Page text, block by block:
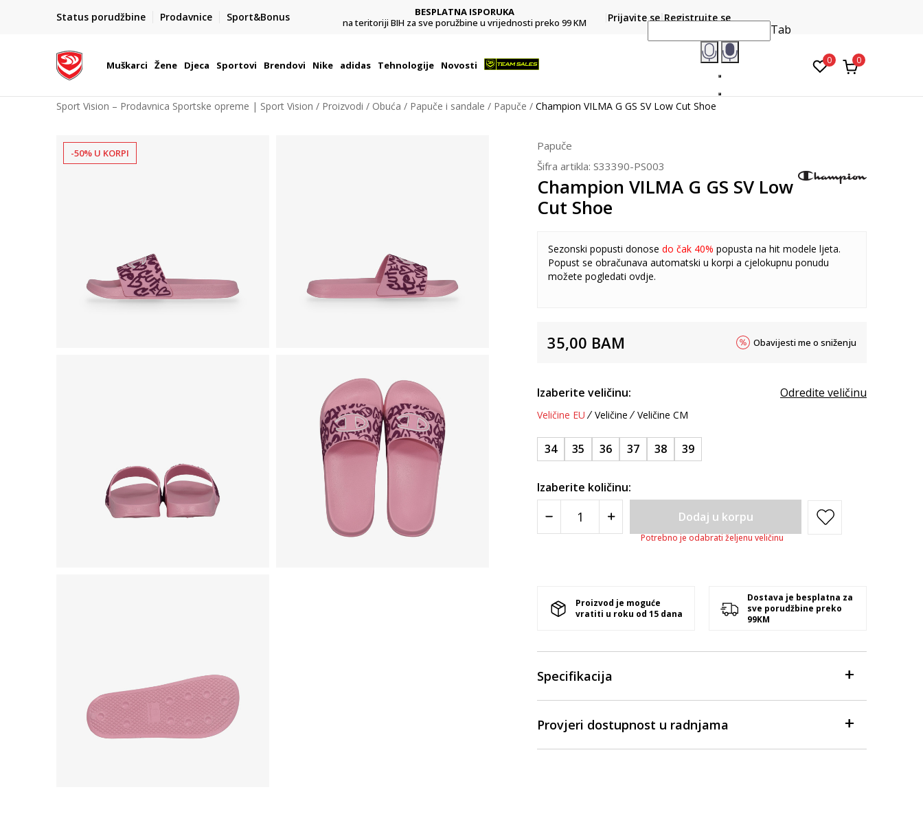
Status porudžbine Prodavnice Sport&Bonus
POZOVITE NAS NA : 055/490-400
Pon-Pet od 9h - 16h
BESPLATNA ISPORUKA
na teritoriji BIH za sve poružbine u vrijednosti preko 99 KM
Platite karticom online i preuzmite u prodavnici po vašem
Prijavite se Registrujte se
Muškarci Žene Djeca Sportovi Brendovi Nike adidas Tehnologije Novosti
Tab
0 0
Sport Vision – Prodavnica Sportske opreme | Sport Vision Proizvodi Obuća Papuče i sandale Papuče Champion VILMA G GS SV Low Cut Shoe
-50% U KORPI
Papuče
Šifra artikla: S33390-PS003
Champion VILMA G GS SV Low
Cut Shoe
Sezonski popusti donose do čak 40% popusta na hit modele ljeta.
Popust se obračunava automatski u korpi a cjelokupnu ponudu
možete pogledati ovdje.
35,00 BAM Obavijesti me o sniženju
Izaberite veličinu: Odredite veličinu
Veličine EU Veličine Veličine CM
34 35 36 37 38 39
Izaberite količinu:
Dodaj u korpu
Potrebno je odabrati željenu veličinu
Proizvod je moguće
vratiti u roku od 15 dana
Dostava je besplatna za
sve porudžbine preko
99KM
Specifikacija
Provjeri dostupnost u radnjama